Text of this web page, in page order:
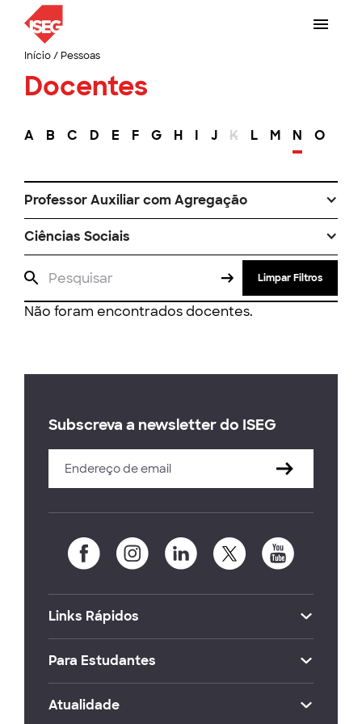
Início/ Pessoas
Docentes
A B C D E F G H I J K L M N O
Professor Auxiliar com Agregação
Ciências Sociais
Limpar Filtros
Não foram encontrados docentes.
Subscreva a newsletter do ISEG
Links Rápidos
Para Estudantes
Atualidade